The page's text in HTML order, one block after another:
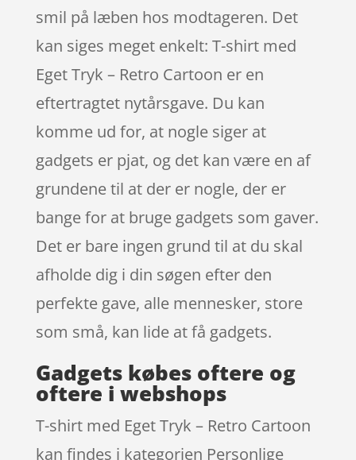
smil på læben hos modtageren. Det
kan siges meget enkelt: T-shirt med
Eget Tryk – Retro Cartoon er en
eftertragtet nytårsgave. Du kan
komme ud for, at nogle siger at
gadgets er pjat, og det kan være en af
grundene til at der er nogle, der er
bange for at bruge gadgets som gaver.
Det er bare ingen grund til at du skal
afholde dig i din søgen efter den
perfekte gave, alle mennesker, store
som små, kan lide at få gadgets.
Gadgets købes oftere og
oftere i webshops
T-shirt med Eget Tryk – Retro Cartoon
kan findes i kategorien Personlige